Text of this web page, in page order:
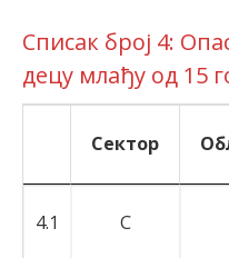
Списак број 4:
децу млађу од 15
Сектор
4.1
C